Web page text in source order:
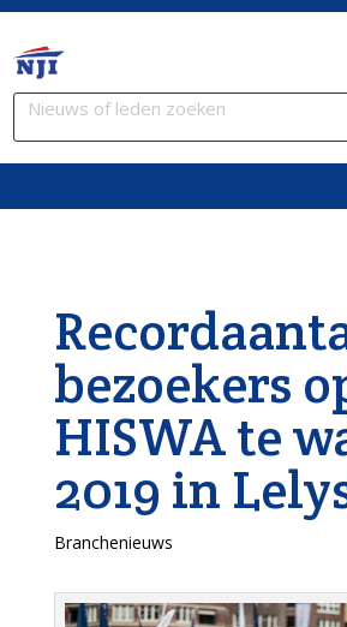
bezoekers
HISWA te
2019 in
Branchenieuws